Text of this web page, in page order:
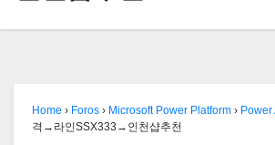
Home › Foros › Microsoft Power Platform › Power
격→라인SSX333→인천샵추천